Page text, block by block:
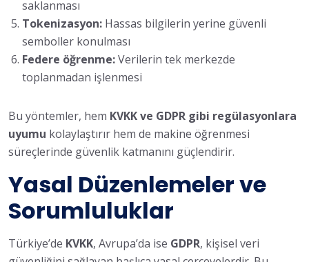
saklanması
Tokenizasyon: Hassas bilgilerin yerine güvenli
semboller konulması
Federe öğrenme:Verilerin tek merkezde
toplanmadan işlenmesi
Bu yöntemler, hem KVKK ve GDPR gibi regülasyonlara
uyumu kolaylaştırır hem de makine öğrenmesi
süreçlerinde güvenlik katmanını güçlendirir.
Yasal Düzenlemeler ve
Sorumluluklar
Türkiye’de KVKK, Avrupa’da ise GDPR, kişisel veri